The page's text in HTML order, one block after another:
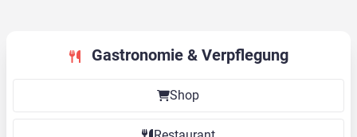
Gastronomie & Verpflegung
Shop